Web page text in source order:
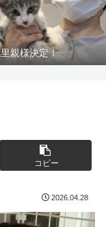
里親様決定！
コピー
2026.04.28